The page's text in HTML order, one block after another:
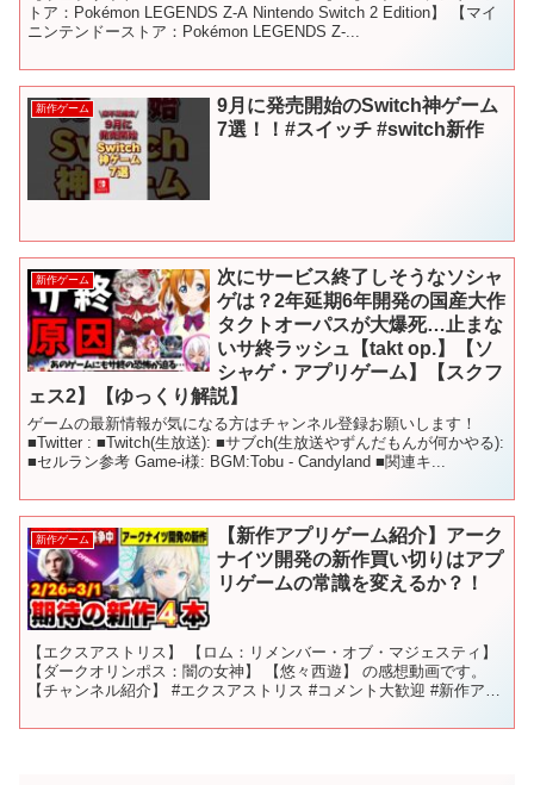
トア：Pokémon LEGENDS Z-A Nintendo Switch 2 Edition】 【マイ
ニンテンドーストア：Pokémon LEGENDS Z-...
新作ゲーム
9月に発売開始のSwitch神ゲーム
7選！！#スイッチ #switch新作
新作ゲーム
次にサービス終了しそうなソシャ
ゲは？2年延期6年開発の国産大作
タクトオーパスが大爆死…止まな
いサ終ラッシュ【takt op.】【ソ
シャゲ・アプリゲーム】【スクフ
ェス2】【ゆっくり解説】
ゲームの最新情報が気になる方はチャンネル登録お願いします！
■Twitter : ■Twitch(生放送): ■サブch(生放送やずんだもんが何かやる):
■セルラン参考 Game-i様: BGM:Tobu - Candyland ■関連キ...
新作ゲーム
【新作アプリゲーム紹介】アーク
ナイツ開発の新作買い切りはアプ
リゲームの常識を変えるか？！
【エクスアストリス】 【ロム：リメンバー・オブ・マジェスティ】
【ダークオリンポス：闇の女神】 【悠々西遊】 の感想動画です。
【チャンネル紹介】 #エクスアストリス #コメント大歓迎 #新作アプ